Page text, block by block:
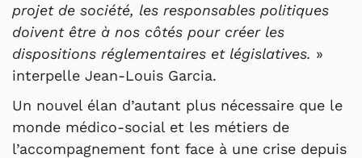
projet de société, les responsables politiques
doivent être à nos côtés pour créer les
dispositions réglementaires et législatives. »
interpelle Jean-Louis Garcia.
Un nouvel élan d’autant plus nécessaire que le
monde médico-social et les métiers de
l’accompagnement font face à une crise depuis